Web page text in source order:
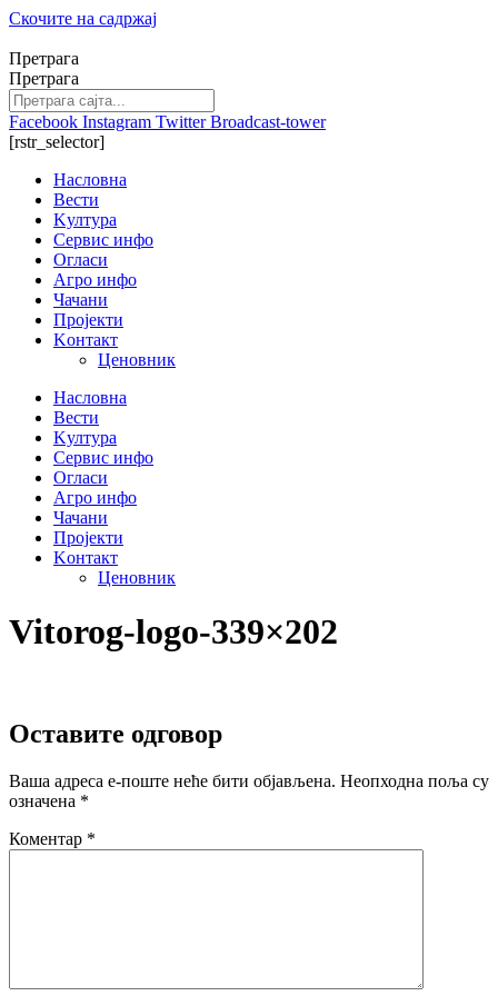
Скочите на садржај
Претрага
Претрага
Facebook Instagram Twitter Broadcast-tower
[rstr_selector]
Насловна
Вести
Kултура
Сервис инфо
Огласи
Агро инфо
Чачани
Пројекти
Kонтакт
Ценовник
Насловна
Вести
Kултура
Сервис инфо
Огласи
Агро инфо
Чачани
Пројекти
Kонтакт
Ценовник
Vitorog-logo-339×202
Оставите одговор
Ваша адреса е-поште неће бити објављена. Неопходна поља су
означена *
Коментар *